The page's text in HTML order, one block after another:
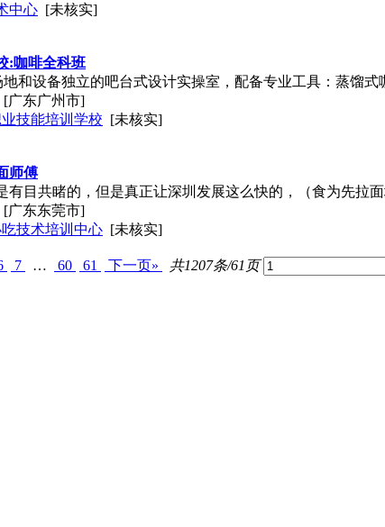
中心 [未核实]
:咖啡全科班
和设备独立的吧台式设计实操室，配备专业工具：蒸馏
[广东广州市]
技能培训学校 [未核实]
师傅
有目共睹的，但是真正让深圳发展这么快的，（食为先拉
[广东东莞市]
技术培训中心 [未核实]
7 … 60 61 下一页» 共1207条/61页